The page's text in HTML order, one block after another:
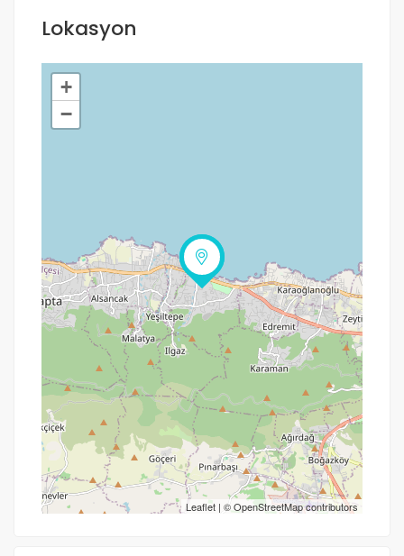
Lokasyon
+
−
Leaflet | ©OpenStreetMapcontributors
Yol tarifi al